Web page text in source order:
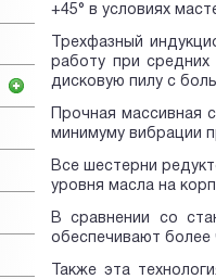
+45° в условиях
Трехфазный
работу при
дисковую пилу с
Прочная массивная
минимуму вибрации
Все шестерни
уровня масла на
В сравнении со
обеспечивают более
Также эта